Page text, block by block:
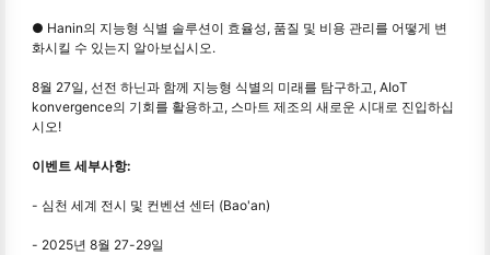
● Hanin의 지능형 식별 솔루션이 효율성, 품질 및 비용 관리를 어떻게 변
화시킬 수 있는지 알아보십시오.
8월 27일, 선전 하닌과 함께 지능형 식별의 미래를 탐구하고, AIoT
konvergence의 기회를 활용하고, 스마트 제조의 새로운 시대로 진입하십
시오!
이벤트 세부사항:
- 심천 세계 전시 및 컨벤션 센터 (Bao'an)
- 2025년 8월 27-29일